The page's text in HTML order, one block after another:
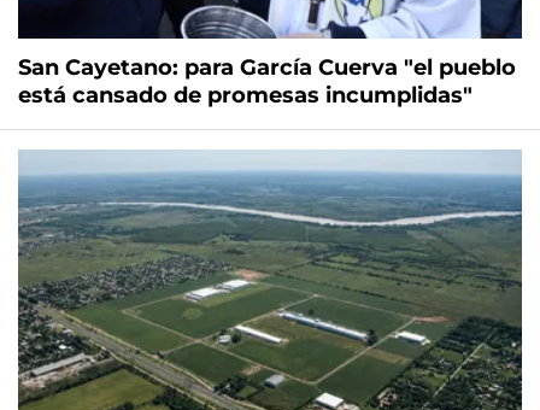
San Cayetano: para García Cuerva "el pueblo
está cansado de promesas incumplidas"